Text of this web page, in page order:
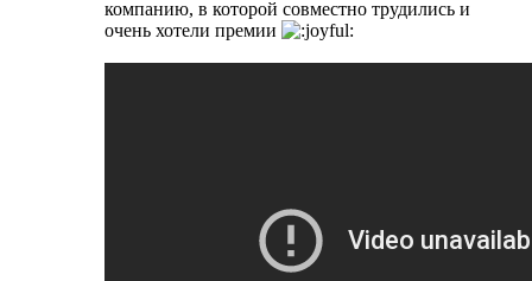
компанию, в которой совместно трудились и
очень хотели премии